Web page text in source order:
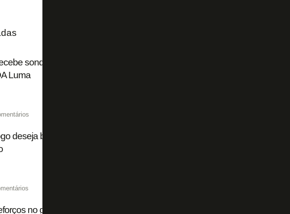
sondagens de clubes de cinco países para deixar o Botafogo; falta aval
Luma
deseja boa sorte a Danilo e mais quatro ex-jogadores do clube na Copa do
no gol: Botafogo vai 'liberar' goleiros